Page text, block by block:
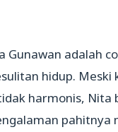
Gunawan adalah
hidup. Meski
harmonis,